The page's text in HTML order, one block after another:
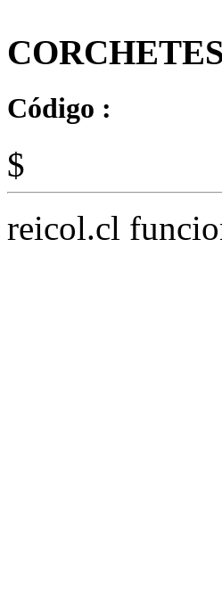
Código :
$
reicol.cl